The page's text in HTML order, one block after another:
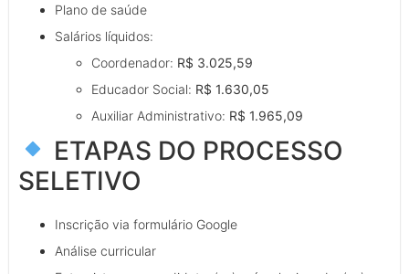
Plano de saúde
Salários líquidos:
Coordenador: R$ 3.025,59
Educador Social: R$ 1.630,05
Auxiliar Administrativo: R$ 1.965,09
ETAPAS DO PROCESSO
SELETIVO
Inscrição via formulário Google
Análise curricular